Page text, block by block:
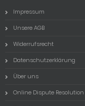
Impressum
Unsere AGB
Widerrufsrecht
Datenschutzerklärung
Über uns
Online Dispute Resolution